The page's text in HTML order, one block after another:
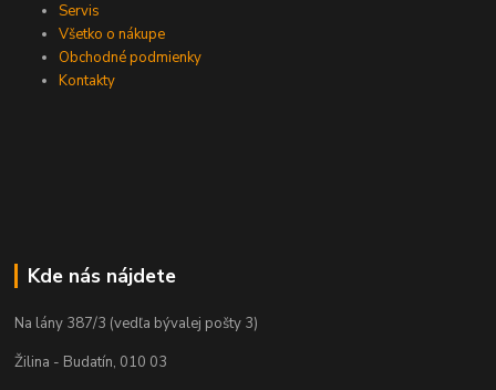
Servis
Všetko o nákupe
Obchodné podmienky
Kontakty
Kde nás nájdete
Na lány 387/3 (vedľa bývalej pošty 3)
Žilina - Budatín, 010 03